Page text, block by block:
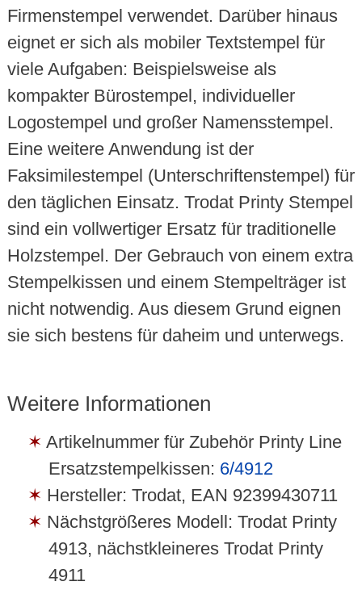
Firmenstempel verwendet. Darüber hinaus
eignet er sich als mobiler Textstempel für
viele Aufgaben: Beispielsweise als
kompakter Bürostempel, individueller
Logostempel und großer Namensstempel.
Eine weitere Anwendung ist der
Faksimilestempel (Unterschriftenstempel) für
den täglichen Einsatz. Trodat Printy Stempel
sind ein vollwertiger Ersatz für traditionelle
Holzstempel. Der Gebrauch von einem extra
Stempelkissen und einem Stempelträger ist
nicht notwendig. Aus diesem Grund eignen
sie sich bestens für daheim und unterwegs.
Weitere Informationen
Artikelnummer für Zubehör Printy Line
Ersatzstempelkissen: 6/4912
Hersteller: Trodat, EAN 92399430711
Nächstgrößeres Modell: Trodat Printy
4913, nächstkleineres Trodat Printy
4911